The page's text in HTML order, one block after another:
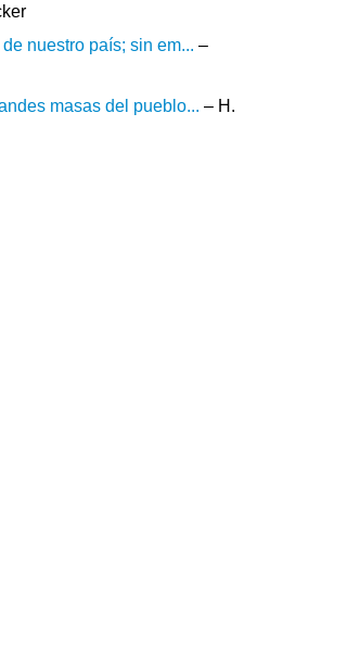
nuestro país; sin em... –
masas del pueblo... – H.